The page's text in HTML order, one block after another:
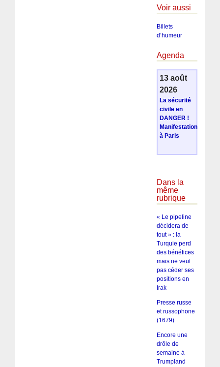
Voir aussi
Billets
d’humeur
Agenda
13 août
2026
La sécurité
civile en
DANGER !
Manifestation
à Paris
Dans la
même
rubrique
« Le pipeline
décidera de
tout » : la
Turquie perd
des bénéfices
mais ne veut
pas céder ses
positions en
Irak
Presse russe
et russophone
(1679)
Encore une
drôle de
semaine à
Trumpland